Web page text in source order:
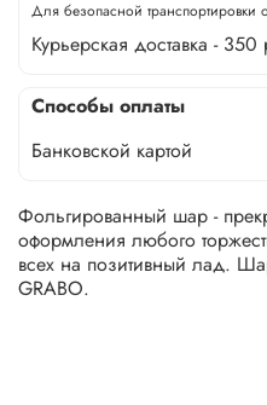
Для безопасной транспортировки
Курьерская доставка - 350
Способы оплаты
Банковской картой
Фольгированный шар -
оформления любого
всех на позитивный лад.
GRABO.